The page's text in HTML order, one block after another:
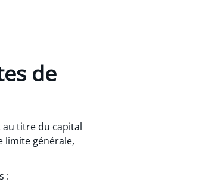
de
titre du capital
limite générale,
: